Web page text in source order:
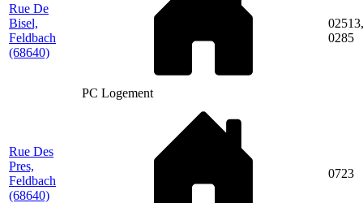
Rue De
Bisel,
Feldbach
(68640)
PC Logement
02513,
0285
Rue Des
Pres,
Feldbach
(68640)
0723